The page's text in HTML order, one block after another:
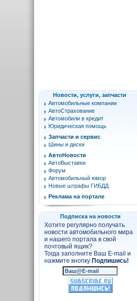
Новости, услуги, запчасти
Автомобильные компании
АвтоСтрахование
Автомобили в кредит
Юридическая помощь
Запчасти и сервис
Шины и диски
АвтоНовости
АвтоВыставки
Форум
Автомобильный юмор
Новые штрафы ГИБДД
Реклама на портале
Подписка на новости
Хотите регулярно получать
новости автомобильного мира
и нашего портала в свой
почтовый ящик?
Тогда заполните Ваш E-mail и
нажмите кнопку Подпишись!